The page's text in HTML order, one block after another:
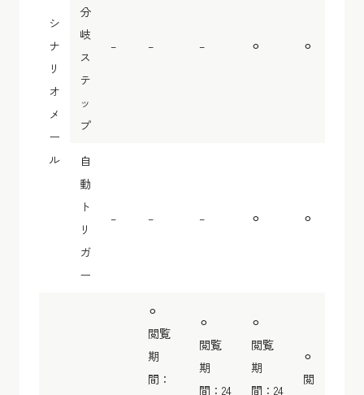
シ
ナ
リ
オ
メ
ー
ル
分
岐
ス
テ
ッ
プ
– – – ⚪︎ ⚪︎
自
動
ト
リ
ガ
ー
– – – ⚪︎ ⚪︎
⚪︎
閲覧
期
間：
⚪︎
閲覧
期
間：24
⚪︎
閲覧
期
間：24
⚪︎
閲